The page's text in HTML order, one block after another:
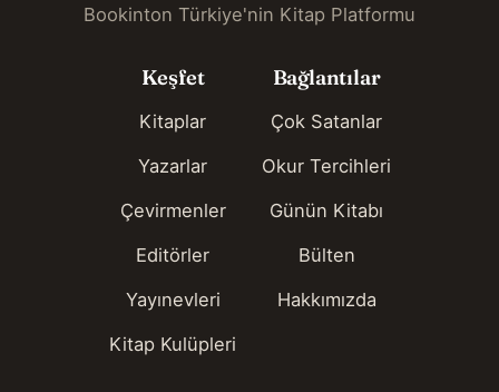
Bookinton Türkiye'nin Kitap Platformu
Keşfet
Kitaplar
Yazarlar
Çevirmenler
Editörler
Yayınevleri
Kitap Kulüpleri
Bağlantılar
Çok Satanlar
Okur Tercihleri
Günün Kitabı
Bülten
Hakkımızda